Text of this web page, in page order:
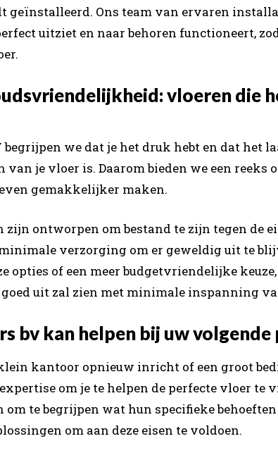
geïnstalleerd. Ons team van ervaren
uitziet en naar behoren functioneert,
vloeren die
begrijpen we dat je het druk hebt en dat het
van je vloer is. Daarom bieden we een
gemakkelijker maken.
zijn ontworpen om bestand te zijn tegen de
verzorging om er geweldig uit te
opties of een meer budgetvriendelijke
uit zal zien met minimale inspanning
bv kan helpen bij uw
kantoor opnieuw inricht of een groot
om je te helpen de perfecte vloer te
om te begrijpen wat hun specifieke
om aan deze eisen te voldoen.